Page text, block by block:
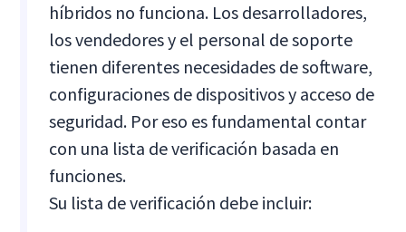
híbridos no funciona. Los desarrolladores,
los vendedores y el personal de soporte
tienen diferentes necesidades de software,
configuraciones de dispositivos y acceso de
seguridad. Por eso es fundamental contar
con una lista de verificación basada en
funciones.
Su lista de verificación debe incluir: